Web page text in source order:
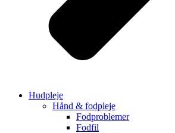
Hudpleje
Hånd & fodpleje
Fodproblemer
Fodfil